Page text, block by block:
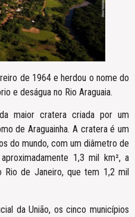
de 1964 e herdou o nome do
e deságua no Rio Araguaia.
maior cratera criada por um
de Araguainha. A cratera é um
do mundo, com um diâmetro de
1,3 mil km², a
de Janeiro, que tem 1,2 mil
da União, os cinco municípios